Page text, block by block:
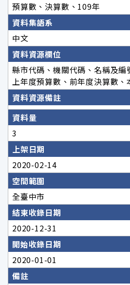
預算數、決算數、109年
資料集語系
中文
資料資源欄位
縣市代碼、機關代碼、名稱及編
上年度預算數、前年度決算數、
資料資源備註
資料量
3
上架日期
2020-02-14
空間範圍
全臺中市
結束收錄日期
2020-12-31
開始收錄日期
2020-01-01
備註